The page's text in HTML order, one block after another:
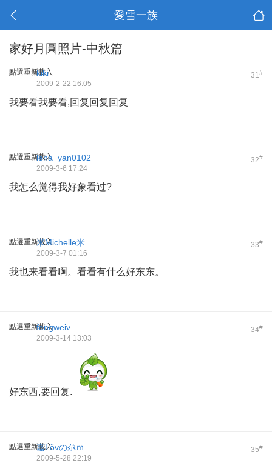
愛雪一族
家好月圓照片-中秋篇
點選重新載入 31#
kiki
2009-2-22 16:05
我要看我要看,回复回复回复
點選重新載入 32#
lena_yan0102
2009-3-6 17:24
我怎么觉得我好象看过?
點選重新載入 33#
米Michelle米
2009-3-7 01:16
我也来看看啊。看看有什么好东东。
點選重新載入 34#
fengweiv
2009-3-14 13:03
好东西,要回复.
點選重新載入 35#
嘉Lǒvの尕ｍ
2009-5-28 22:19